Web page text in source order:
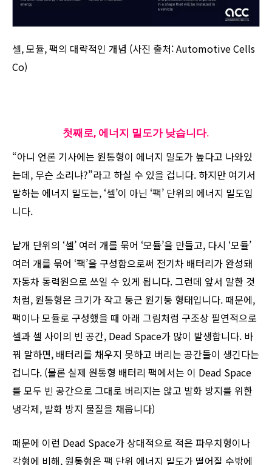
셀, 모듈, 팩의 대략적인 개념 (사진 출처: Automotive Cells
Co)
첫째로, 에너지 밀도가 낮습니다.
“아니 언론 기사에는 원통형이 에너지 밀도가 높다고 나와있
는데, 무슨 소리냐?”라고 하실 수 있을 겁니다. 하지만 여기서
말하는 에너지 밀도는, ‘셀’이 아닌 ‘팩’ 단위의 에너지 밀도입
니다.
낱개 단위의 ‘셀’ 여러 개를 묶어 ‘모듈’을 만들고, 다시 ‘모듈’
여러 개를 묶어 ‘팩’을 구성함으로써 전기차 배터리가 완성돼
자동차 동력원으로 쓰일 수 있게 됩니다. 그런데 앞서 말한 것
처럼, 원통형은 크기가 작고 둥근 원기둥 형태입니다. 때문에,
팩이나 모듈로 구성했을 때 아래 그림처럼 구조상 필연적으로
셀과 셀 사이의 빈 공간, Dead Space가 많이 발생합니다. 바
꿔 말하면, 배터리를 채우지 못하고 버리는 공간들이 생긴다는
겁니다. (물론 실제 원통형 배터리 팩에서는 이 Dead Space
를 모두 빈 공간으로 그대로 버리지는 않고 발화 방지를 위한
냉각제, 발화 방지 물질을 채웁니다)
때문에 이런 Dead Space가 상대적으로 적은 파우치형이나
각형에 비해, 원통형은 팩 단위 에너지 밀도가 떨어질 수밖에